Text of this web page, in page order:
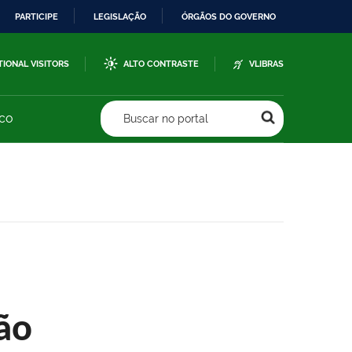
PARTICIPE LEGISLAÇÃO ÓRGÃOS DO GOVERNO
VISITORS ALTO CONTRASTE VLIBRAS
Buscar no portal